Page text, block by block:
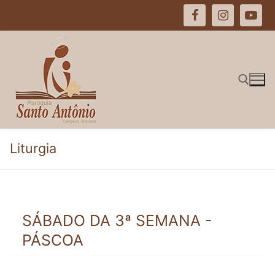
Pesquisar por:
Liturgia
SÁBADO DA 3ª SEMANA -
PÁSCOA